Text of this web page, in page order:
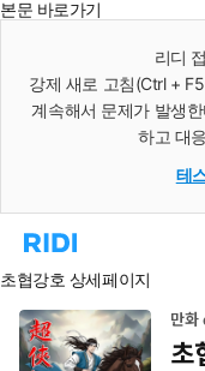
본문 바로가기
리디
강제 새로 고침(Ctrl +
계속해서 문제가 발생
하고 대
테
리
홈
로
이
동
초협강호 상세페이지
만화
초